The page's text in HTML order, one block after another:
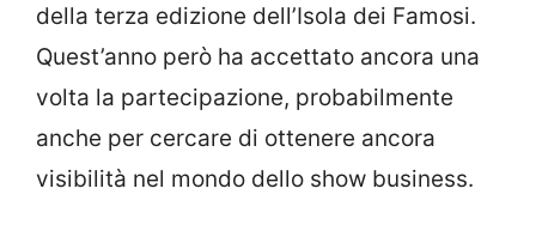
della terza edizione dell’Isola dei Famosi.
Quest’anno però ha accettato ancora una
volta la partecipazione, probabilmente
anche per cercare di ottenere ancora
visibilità nel mondo dello show business.